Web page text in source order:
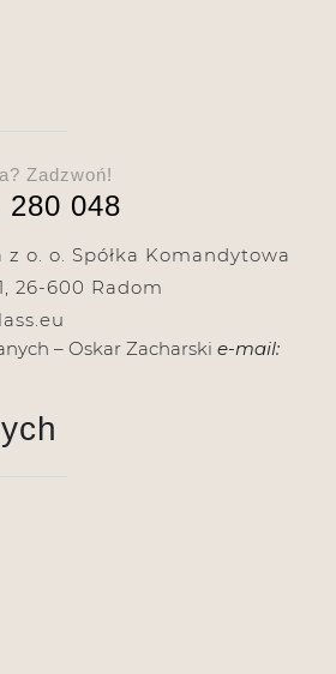
Zadzwoń!
280 048
z o. o. Spółka Komandytowa
26-600 Radom
– Oskar Zacharski e-mail: